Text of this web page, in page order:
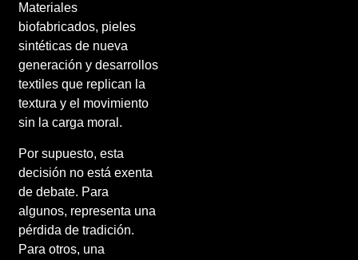
Materiales
biofabricados, pieles
sintéticas de nueva
generación y desarrollos
textiles que replican la
textura y el movimiento
sin la carga moral.
Por supuesto, esta
decisión no está exenta
de debate. Para
algunos, representa una
pérdida de tradición.
Para otros, una